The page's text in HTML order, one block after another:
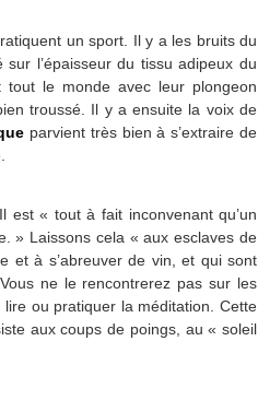
un sport. Il y a les bruits du
l’épaisseur du tissu adipeux du
le monde avec leur plongeon
troussé. Il y a ensuite la voix de
parvient très bien à s’extraire de
est « tout à fait inconvenant qu’un
» Laissons cela « aux esclaves de
et à s’abreuver de vin, et qui sont
ne le rencontrerez pas sur les
ou pratiquer la méditation. Cette
aux coups de poings, au « soleil